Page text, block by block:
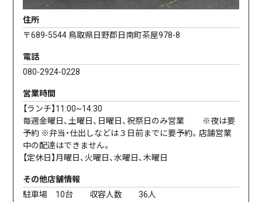
住所
〒689-5544 鳥取県日野郡日南町茶屋978-8
電話
080-2924-0228
営業時間
【ランチ】11:00~14:30
毎週金曜日、土曜日、日曜日、祝祭日のみ営業 ※夜は要
予約 ※弁当・仕出しなどは３日前までに要予約。店舗営業
中の配達はできません。
【定休日】月曜日、火曜日、水曜日、木曜日
その他店舗情報
駐車場 10台 収容人数 36人